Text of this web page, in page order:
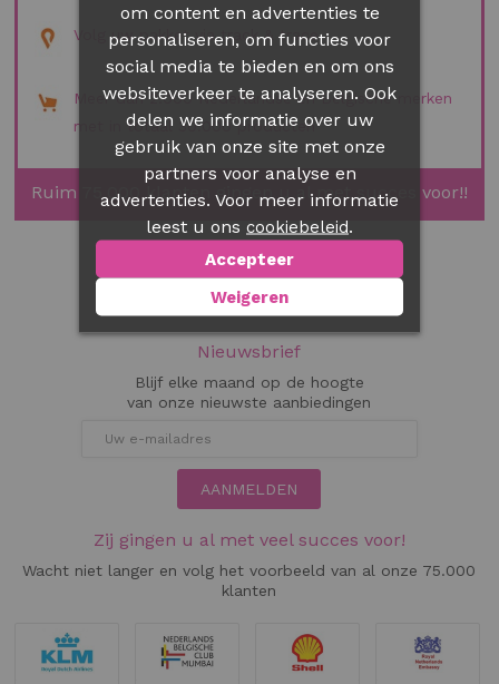
Volg uw pakket via track & trace
Meer dan 2.000 Nederlandse en Belgische merken
met in totaal 30.000 producten
Ruim 75.000 klanten gingen u al met succes voor!!
Nieuwsbrief
Blijf elke maand op de hoogte
van onze nieuwste aanbiedingen
AANMELDEN
Zij gingen u al met veel succes voor!
Wacht niet langer en volg het voorbeeld van al onze 75.000
klanten
om content en advertenties te
personaliseren, om functies voor
social media te bieden en om ons
websiteverkeer te analyseren. Ook
delen we informatie over uw
gebruik van onze site met onze
partners voor analyse en
advertenties. Voor meer informatie
leest u ons cookiebeleid.
Accepteer
Weigeren